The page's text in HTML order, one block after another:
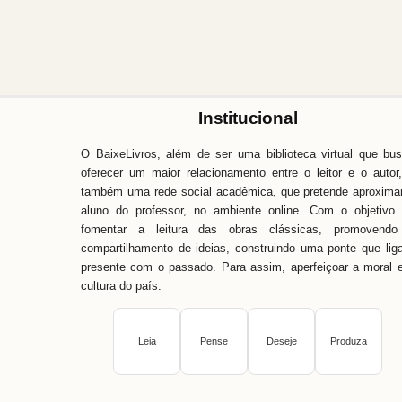
Institucional
O BaixeLivros, além de ser uma biblioteca virtual que
oferecer um maior relacionamento entre o leitor e o
também uma rede social acadêmica, que pretende
aluno do professor, no ambiente online. Com o objetivo
fomentar a leitura das obras clássicas,
compartilhamento de ideias, construindo uma ponte que
presente com o passado. Para assim, aperfeiçoar a moral
cultura do país.
Leia Pense Deseje Produza